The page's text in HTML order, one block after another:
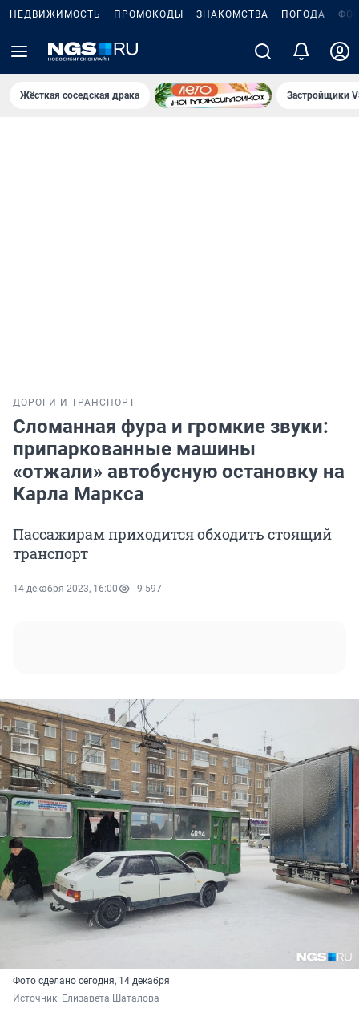
НЕДВИЖИМОСТЬ ПРОМОКОДЫ ЗНАКОМСТВА ПОГОДА
Жёсткая соседская драка Застройщики
ДОРОГИ И ТРАНСПОРТ
Сломанная фура и громкие звуки:
припаркованные машины
«отжали» автобусную остановку на
Карла Маркса
Пассажирам приходится обходить стоящий
транспорт
14 декабря 2023, 16:00 9 597
Фото сделано сегодня, 14 декабря
Источник: Елизавета Шаталова